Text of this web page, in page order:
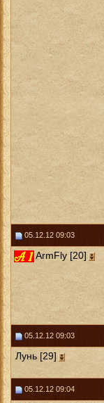
05.12.12 09:03
ArmFly [20]
05.12.12 09:03
Лунь [29]
05.12.12 09:04